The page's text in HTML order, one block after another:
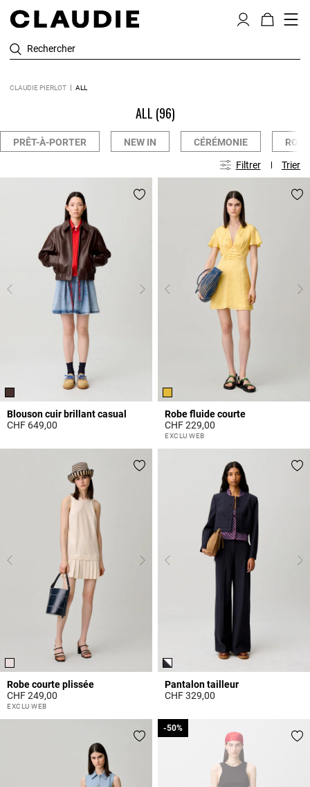
Rechercher
CLAUDIE PIERLOT ALL
ALL (96)
PRÊT-À-PORTER NEW IN CÉRÉMONIE
Filtrer Trier
Blouson cuir brillant casual
CHF 649,00
Robe fluide courte
CHF 229,00
4.3 out of 5 Customer Rating
EXCLU WEB
Robe courte plissée
CHF 249,00
5 out of 5 Customer Rating
EXCLU WEB
Pantalon tailleur
CHF 329,00
-50%
-50%